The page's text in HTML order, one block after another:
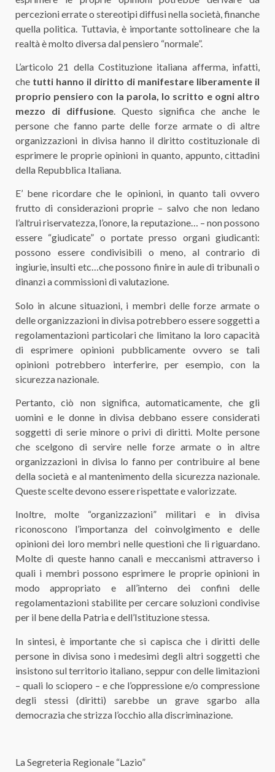
percezioni errate o stereotipi diffusi nella società, finanche
quella politica. Tuttavia, è importante sottolineare che la
realtà è molto diversa dal pensiero “normale”.
L’articolo 21 della Costituzione italiana afferma, infatti,
che tutti hanno il diritto di manifestare liberamente il
proprio pensiero con la parola, lo scritto e ogni altro
mezzo di diffusione. Questo significa che anche le
persone che fanno parte delle forze armate o di altre
organizzazioni in divisa hanno il diritto costituzionale di
esprimere le proprie opinioni in quanto, appunto, cittadini
della Repubblica Italiana.
E’ bene ricordare che le opinioni, in quanto tali ovvero
frutto di considerazioni proprie – salvo che non ledano
l’altrui riservatezza, l’onore, la reputazione… – non possono
essere “giudicate” o portate presso organi giudicanti:
possono essere condivisibili o meno, al contrario di
ingiurie, insulti etc…che possono finire in aule di tribunali o
dinanzi a commissioni di valutazione.
Solo in alcune situazioni, i membri delle forze armate o
delle organizzazioni in divisa potrebbero essere soggetti a
regolamentazioni particolari che limitano la loro capacità
di esprimere opinioni pubblicamente ovvero se tali
opinioni potrebbero interferire, per esempio, con la
sicurezza nazionale.
Pertanto, ciò non significa, automaticamente, che gli
uomini e le donne in divisa debbano essere considerati
soggetti di serie minore o privi di diritti. Molte persone
che scelgono di servire nelle forze armate o in altre
organizzazioni in divisa lo fanno per contribuire al bene
della società e al mantenimento della sicurezza nazionale.
Queste scelte devono essere rispettate e valorizzate.
Inoltre, molte “organizzazioni” militari e in divisa
riconoscono l’importanza del coinvolgimento e delle
opinioni dei loro membri nelle questioni che li riguardano.
Molte di queste hanno canali e meccanismi attraverso i
quali i membri possono esprimere le proprie opinioni in
modo appropriato e all’interno dei confini delle
regolamentazioni stabilite per cercare soluzioni condivise
per il bene della Patria e dell’Istituzione stessa.
In sintesi, è importante che si capisca che i diritti delle
persone in divisa sono i medesimi degli altri soggetti che
insistono sul territorio italiano, seppur con delle limitazioni
– quali lo sciopero – e che l’oppressione e/o compressione
degli stessi (diritti) sarebbe un grave sgarbo alla
democrazia che strizza l’occhio alla discriminazione.
La Segreteria Regionale “Lazio”